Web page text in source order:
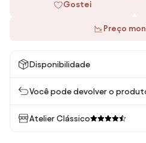
Gostei
Preço
Disponibilidade
Você pode devolver o
Atelier Clássico